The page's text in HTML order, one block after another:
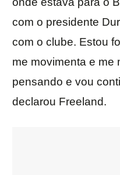
com o presidente
com o clube. Estou
me movimenta e me
pensando e vou
declarou Freeland.